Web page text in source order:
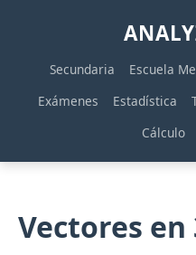
Secundaria Escuela
Exámenes
Estadística
Cálculo
Vectores en